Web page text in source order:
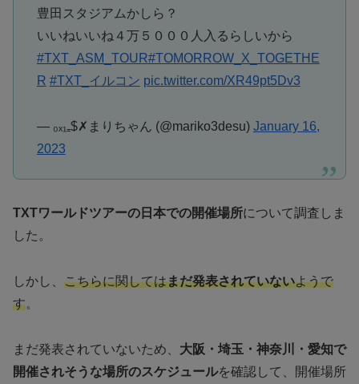
豊田スタジアムかしら？
いいねいいね４万５０００人入るらしいから
#TXT_ASM_TOUR#TOMORROW_X_TOGETHE
R #TXT_イルコン pic.twitter.com/XR49pt5Dv3
— ₀ₓ₁₌$✗まりちゃん (@mariko3desu) January 16,
2023
TXTワールドツアーの日本での開催場所について調査しま
した。
しかし、 こちらに関してはまだ発表されていないようで
す。
まだ発表されていないため、 大阪・埼玉・神奈川・愛知で
開催されそうな場所のスケジュールを確認して、開催場所